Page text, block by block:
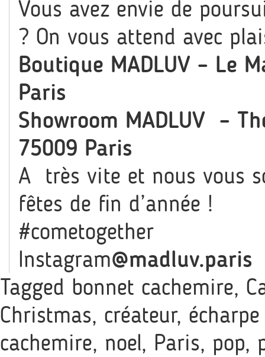
Vous avez envie de
? On vous attend avec
Boutique MADLUV – Le
Paris
Showroom MADLUV –
75009 Paris
A très vite et nous vous
fêtes de fin d’année !
#cometogether
Instagram@madluv.paris
Tagged bonnet cachemire,
Christmas, créateur,
cachemire, noel, Paris, pop,